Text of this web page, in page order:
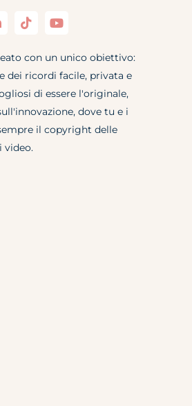
con un unico obiettivo:
dei ricordi facile, privata e
di essere l'originale,
dove tu e i
il copyright delle
video.